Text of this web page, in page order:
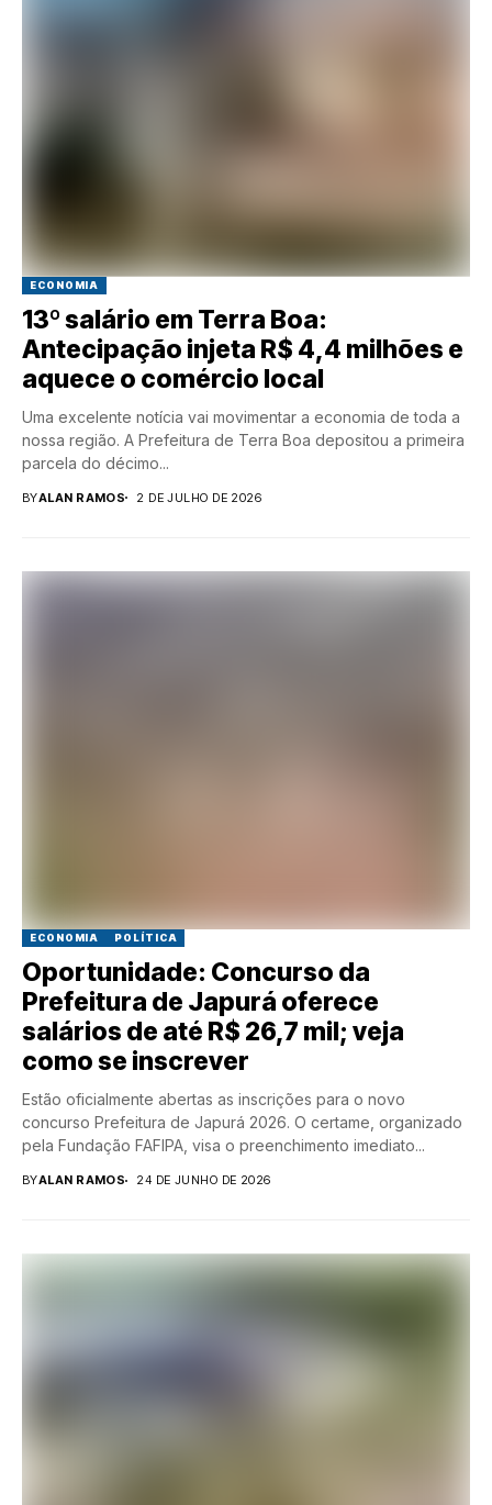
ECONOMIA
13º salário em Terra Boa:
Antecipação injeta R$ 4,4 milhões e
aquece o comércio local
Uma excelente notícia vai movimentar a economia de toda a
nossa região. A Prefeitura de Terra Boa depositou a primeira
parcela do décimo...
BYALAN RAMOS 2 DE JULHO DE 2026
ECONOMIA POLÍTICA
Oportunidade: Concurso da
Prefeitura de Japurá oferece
salários de até R$ 26,7 mil; veja
como se inscrever
Estão oficialmente abertas as inscrições para o novo
concurso Prefeitura de Japurá 2026. O certame, organizado
pela Fundação FAFIPA, visa o preenchimento imediato...
BYALAN RAMOS 24 DE JUNHO DE 2026